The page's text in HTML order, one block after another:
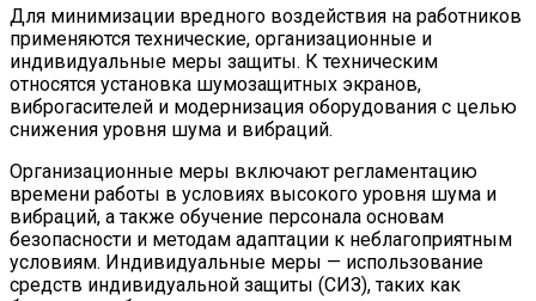
Для минимизации вредного воздействия на работников
применяются технические, организационные и
индивидуальные меры защиты. К техническим
относятся установка шумозащитных экранов,
виброгасителей и модернизация оборудования с целью
снижения уровня шума и вибраций.
Организационные меры включают регламентацию
времени работы в условиях высокого уровня шума и
вибраций, а также обучение персонала основам
безопасности и методам адаптации к неблагоприятным
условиям. Индивидуальные меры — использование
средств индивидуальной защиты (СИЗ), таких как